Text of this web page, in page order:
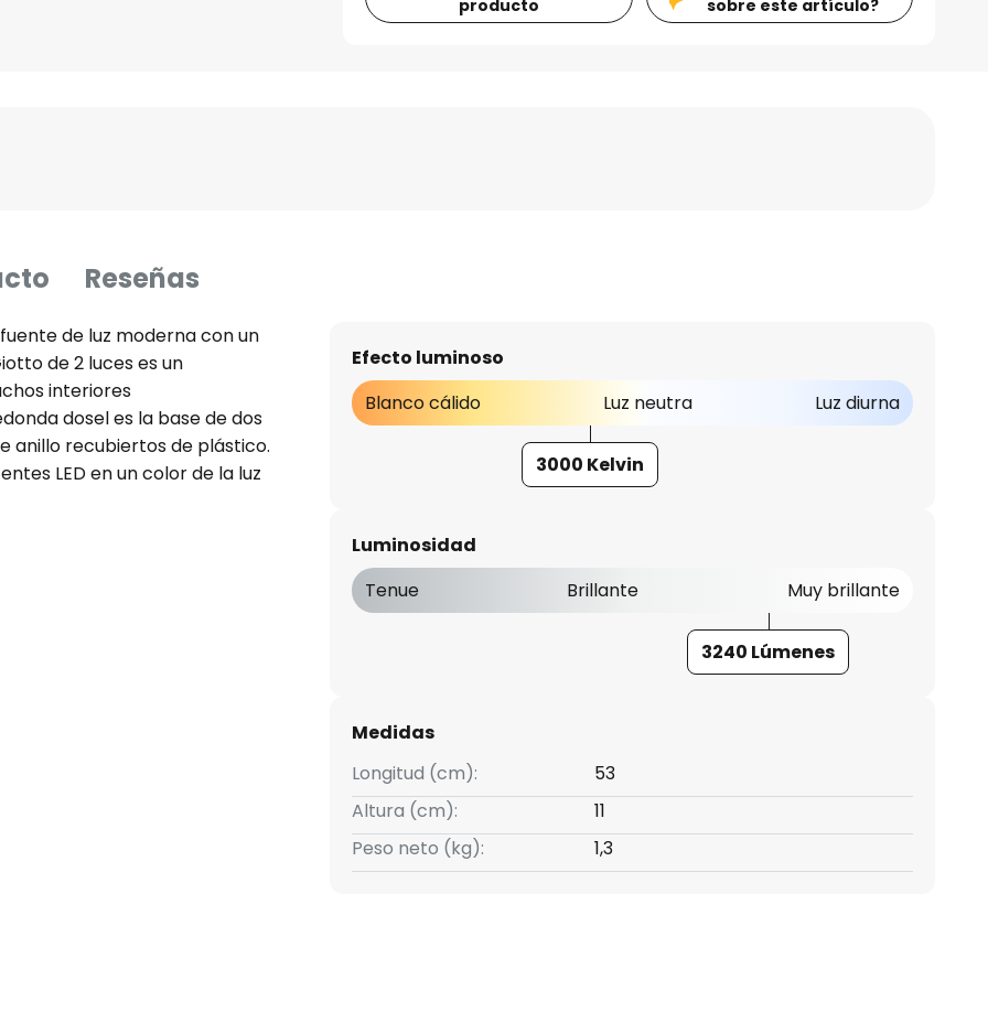
producto
sobre este artículo?
Reseñas
de luz moderna con un
de 2 luces es un
interiores
dosel es la base de dos
anillo recubiertos de plástico.
LED en un color de la luz
muy agradable emiten su
La fuente de luz Ideal para
Efecto luminoso
Blanco cálido
Luz neutra Luz diurna
3000 Kelvin
Luminosidad
Tenue
Brillante Muy brillante
3240 Lúmenes
Medidas
Longitud (cm):
53
Altura (cm):
11
Peso neto (kg):
1,3